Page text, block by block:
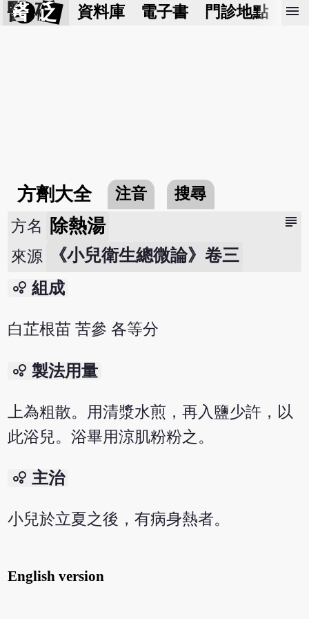
醫 砭 資料庫 電子書 門診地點 預
menu
方劑大全 注音 搜尋
subject
方名 除熱湯
來源 《小兒衛生總微論》卷三
bubble_chart 組成
白芷根苗 苦參 各等分
bubble_chart 製法用量
上為粗散。用清漿水煎，再入鹽少許，以
此浴兒。浴畢用涼肌粉粉之。
bubble_chart 主治
小兒於立夏之後，有病身熱者。
English version